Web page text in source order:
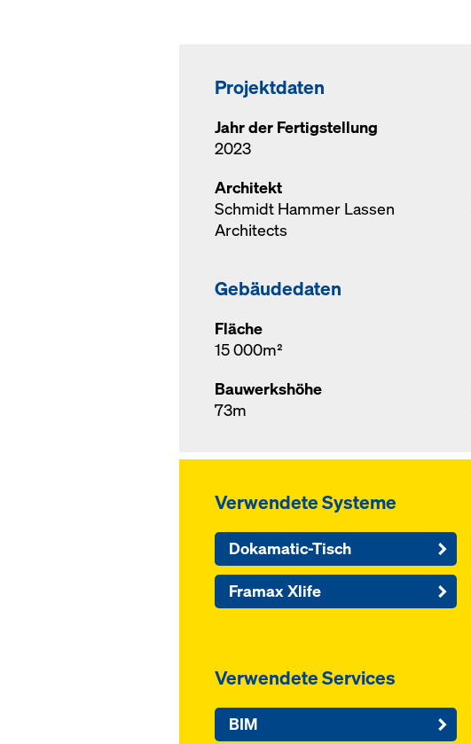
Projektdaten
Jahr der Fertigstellung
2023
Architekt
Schmidt Hammer Lassen
Architects
Gebäudedaten
Fläche
15 000m²
Bauwerkshöhe
73m
Verwendete Systeme
Dokamatic-Tisch
Framax Xlife
Verwendete Services
BIM